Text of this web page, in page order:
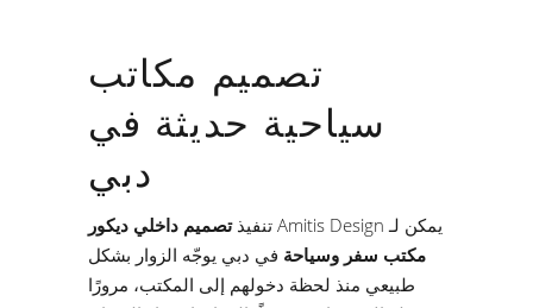
تصميم مكاتب
سياحية حديثة في
دبي
يمكن لـ Amitis Design تنفيذ
تصميم داخلي ديكور
مكتب سفر وسياحة في دبي يوجّه الزوار بشكل
طبيعي منذ لحظة دخولهم إلى المكتب، مرورًا